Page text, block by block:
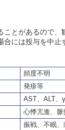
ことがあるので、
合には投与を中止
頻度不明
発疹等
AST、ALT、
心悸亢進、
振戦、不眠、